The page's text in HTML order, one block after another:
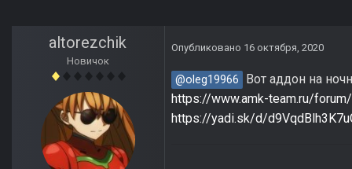
altorezchik
Новичок
Опубликовано 16 октября, 2020
@oleg19966
Вот аддон на
https://www.amk-team.ru/
https://yadi.sk/d/